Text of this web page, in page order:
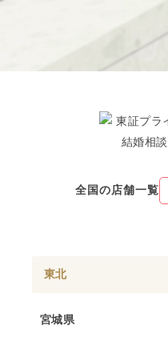
全国の店舗一覧
東北
宮城県